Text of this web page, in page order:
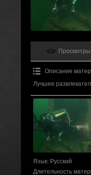
Просмотры
Описание
Лучшее
Язык: Русский
Длительность